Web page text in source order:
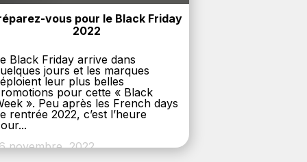
vous pour le Black Friday
2022
Black Friday arrive dans
jours et les marques
leur plus belles
pour cette « Black
». Peu après les French days
rentrée 2022, c’est l’heure
novembre, 2022